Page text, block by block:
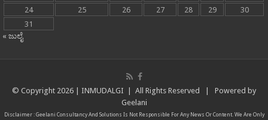
24
25 26 27 28 29
30
31
« ಜುಲೈ
© Copyright 2026 | INMUDALGI | All Rights Reserved | Powered by
Geelani
Disclaimer : Geelani Consultancy And Solutions Is Not Responsible For Any News Or Content. We Are Only